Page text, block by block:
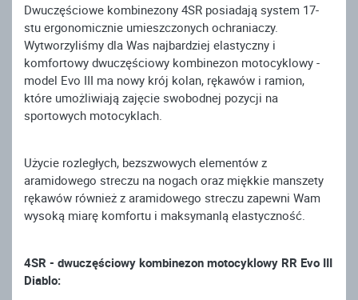
Dwuczęściowe kombinezony 4SR posiadają system 17-
stu ergonomicznie umieszczonych ochraniaczy.
Wytworzyliśmy dla Was najbardziej elastyczny i
komfortowy dwuczęściowy kombinezon motocyklowy -
model Evo III ma nowy krój kolan, rękawów i ramion,
które umożliwiają zajęcie swobodnej pozycji na
sportowych motocyklach.
Użycie rozległych, bezszwowych elementów z
aramidowego streczu na nogach oraz miękkie manszety
rękawów również z aramidowego streczu zapewni Wam
wysoką miarę komfortu i maksymanlą elastyczność.
4SR - dwuczęściowy kombinezon motocyklowy RR Evo III
Diablo: